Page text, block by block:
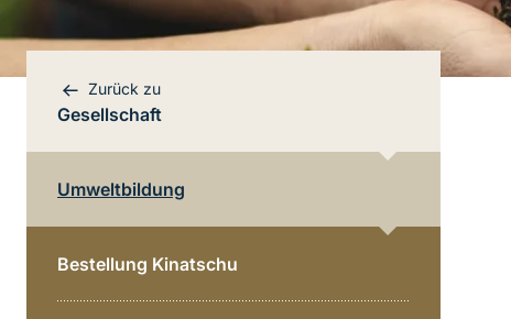
Bereichsnavigation
Zurück zu
Gesellschaft
Umweltbildung
Bestellung Kinatschu